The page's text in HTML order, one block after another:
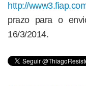
http://
prazo para o
16/3/2014.